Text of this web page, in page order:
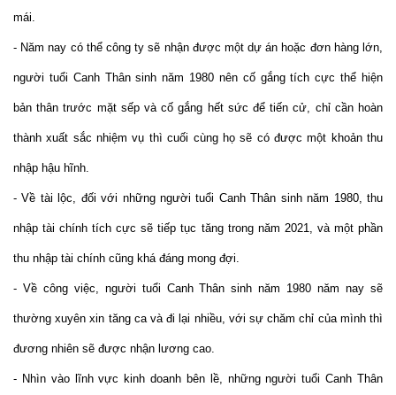
mái.
- Năm nay có thể công ty sẽ nhận được một dự án hoặc đơn hàng lớn,
người tuổi Canh Thân sinh năm 1980 nên cố gắng tích cực thể hiện
bản thân trước mặt sếp và cố gắng hết sức để tiến cử, chỉ cần hoàn
thành xuất sắc nhiệm vụ thì cuối cùng họ sẽ có được một khoản thu
nhập hậu hĩnh.
- Về tài lộc, đối với những người tuổi Canh Thân sinh năm 1980, thu
nhập tài chính tích cực sẽ tiếp tục tăng trong năm 2021, và một phần
thu nhập tài chính cũng khá đáng mong đợi.
- Về công việc, người tuổi Canh Thân sinh năm 1980 năm nay sẽ
thường xuyên xin tăng ca và đi lại nhiều, với sự chăm chỉ của mình thì
đương nhiên sẽ được nhận lương cao.
- Nhìn vào lĩnh vực kinh doanh bên lề, những người tuổi Canh Thân